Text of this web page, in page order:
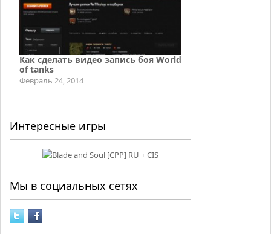
Как сделать видео запись боя World
of tanks
Февраль 24, 2014
Интересные игры
Мы в социальных сетях